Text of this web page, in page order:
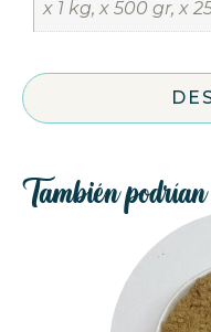
x 1 kg, x 500 gr, x
También podrían